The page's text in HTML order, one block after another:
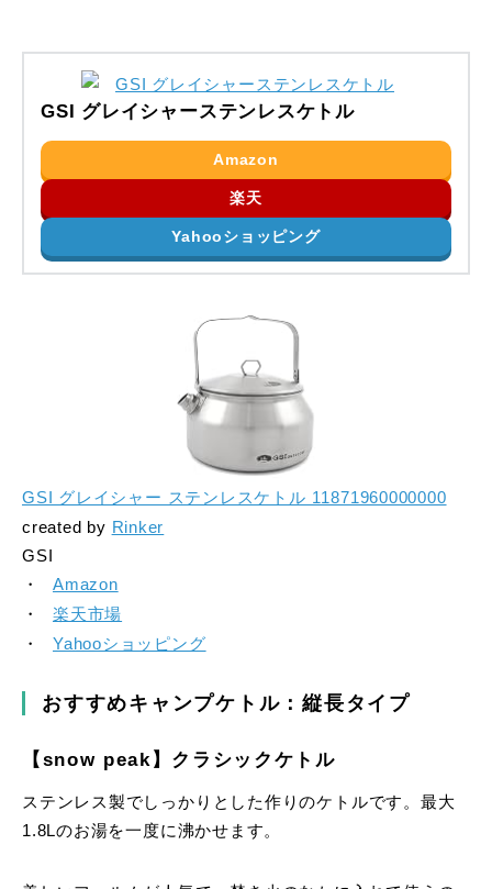
GSI グレイシャーステンレスケトル
Amazon
楽天
Yahooショッピング
GSI グレイシャー ステンレスケトル 11871960000000
created by Rinker
GSI
Amazon
楽天市場
Yahooショッピング
おすすめキャンプケトル：縦長タイプ
【snow peak】クラシックケトル
ステンレス製でしっかりとした作りのケトルです。最大
1.8Lのお湯を一度に沸かせます。